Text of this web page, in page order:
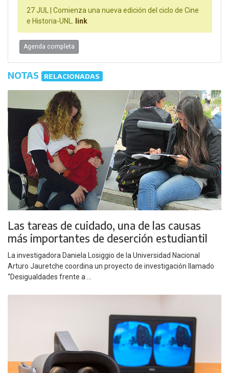
27 JUL | Comienza una nueva edición del ciclo de Cine
e Historia-UNL. link
Agenda completa
NOTAS RELACIONADAS
Las tareas de cuidado, una de las causas
más importantes de deserción estudiantil
La investigadora Daniela Losiggio de la Universidad Nacional
Arturo Jauretche coordina un proyecto de investigación llamado
“Desigualdades frente a ...